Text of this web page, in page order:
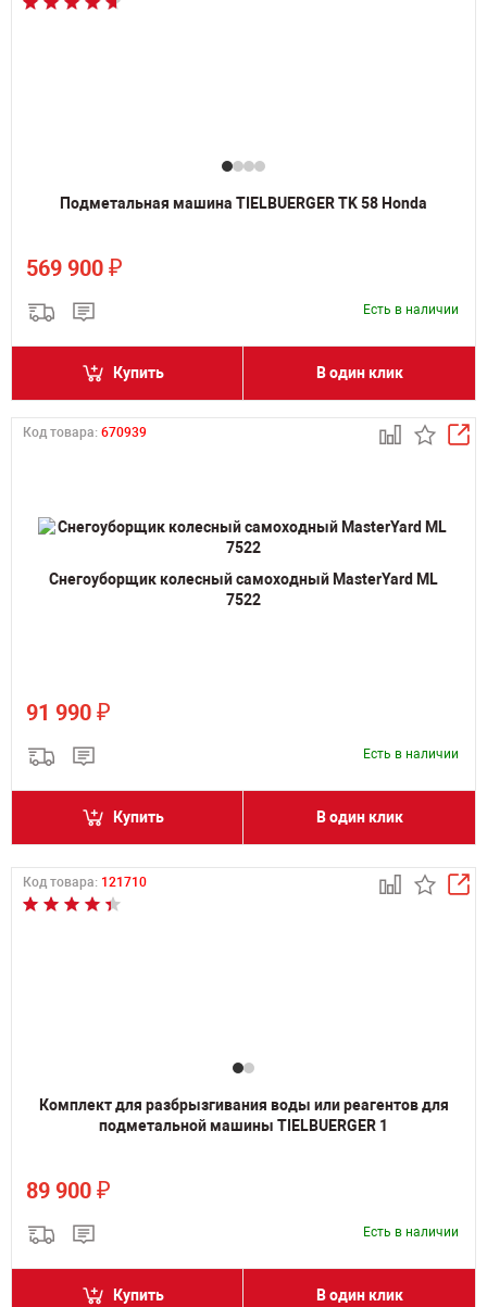
Подметальная машина TIELBUERGER TK 58 Honda
569 900 ₽
Есть в наличии
Купить В один клик
Код товара: 670939
Снегоуборщик колесный самоходный MasterYard ML
7522
91 990 ₽
Есть в наличии
Купить В один клик
Код товара: 121710
Комплект для разбрызгивания воды или реагентов для
подметальной машины TIELBUERGER 1
89 900 ₽
Есть в наличии
Купить В один клик